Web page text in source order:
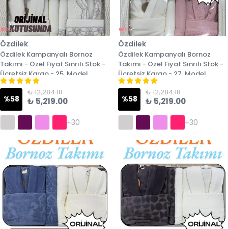
Özdilek
Özdilek Kampanyalı Bornoz
Takımı - Özel Fiyat Sınrılı Stok -
Ücretsiz Kargo - 25. Model
%58
₺ 12,284.18
₺ 5,219.00
+30
Özdilek
Özdilek Kampanyalı Bornoz
Takımı - Özel Fiyat Sınrılı Stok -
Ücretsiz Kargo - 27. Model
%58
₺ 12,284.18
₺ 5,219.00
+30